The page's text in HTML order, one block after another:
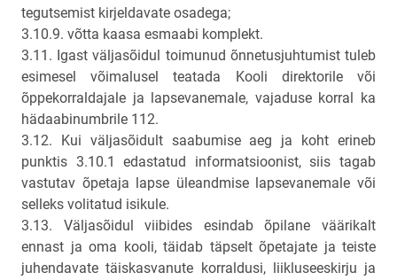
tegutsemist kirjeldavate osadega;
3.10.9. võtta kaasa esmaabi komplekt.
3.11. Igast väljasõidul toimunud õnnetusjuhtumist tuleb
esimesel võimalusel teatada Kooli direktorile või
õppekorraldajale ja lapsevanemale, vajaduse korral ka
hädaabinumbrile 112.
3.12. Kui väljasõidult saabumise aeg ja koht erineb
punktis 3.10.1 edastatud informatsioonist, siis tagab
vastutav õpetaja lapse üleandmise lapsevanemale või
selleks volitatud isikule.
3.13. Väljasõidul viibides esindab õpilane väärikalt
ennast ja oma kooli, täidab täpselt õpetajate ja teiste
juhendavate täiskasvanute korraldusi, liikluseeskirju ja